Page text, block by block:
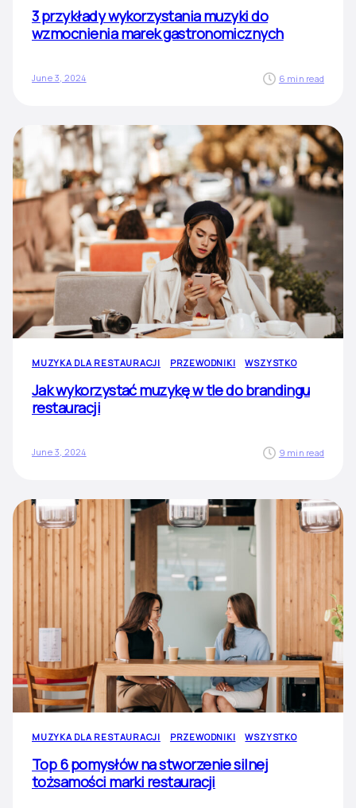
3 przykłady wykorzystania muzyki do
wzmocnienia marek gastronomicznych
June 3, 2024 6 min read
MUZYKA DLA RESTAURACJI PRZEWODNIKI WSZYSTKO
Jak wykorzystać muzykę w tle do brandingu
restauracji
June 3, 2024 9 min read
MUZYKA DLA RESTAURACJI PRZEWODNIKI WSZYSTKO
Top 6 pomysłów na stworzenie silnej
tożsamości marki restauracji